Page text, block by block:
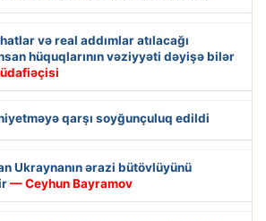
və real addımlar atılacağı
hüquqlarının vəziyyəti dəyişə bilər
qarşı soyğunçuluq edildi
Ukraynanın ərazi bütövlüyünü
— Ceyhun Bayramov